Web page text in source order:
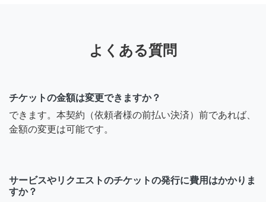
よくある質問
チケットの金額は変更できますか？
できます。本契約（依頼者様の前払い決済）前であれば、
金額の変更は可能です。
サービスやリクエストのチケットの発行に費用はかかりま
すか？